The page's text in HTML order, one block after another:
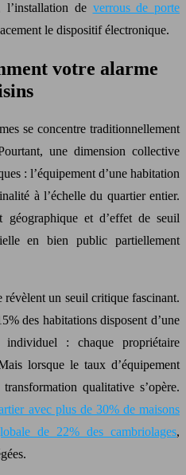
l’installation de verrous de porte
le dispositif électronique.
votre alarme
se concentre traditionnellement
une dimension collective
: l’équipement d’une habitation
à l’échelle du quartier entier.
géographique et d’effet de seuil
en bien public partiellement
révèlent un seuil critique fascinant.
des habitations disposent d’une
individuel : chaque propriétaire
lorsque le taux d’équipement
qualitative s’opère.
avec plus de 30% de maisons
de 22% des cambriolages,